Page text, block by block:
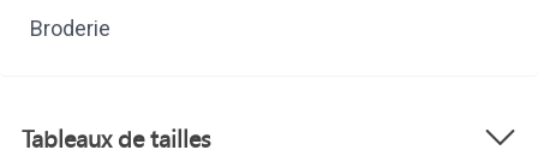
Broderie
Tableaux de tailles